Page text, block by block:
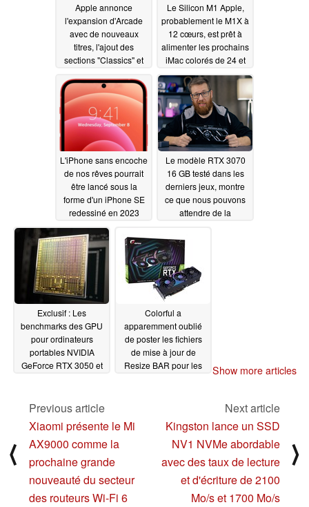
Apple annonce
l'expansion d'Arcade
avec de nouveaux
titres, l'ajout des
sections "Classics" et
Le Silicon M1 Apple,
probablement le M1X à
12 cœurs, est prêt à
alimenter les prochains
iMac colorés de 24 et
31,5 pouces04/02/2021
L'iPhone sans encoche
de nos rêves pourrait
être lancé sous la
forme d'un iPhone SE
redessiné en 2023
04/02/2021
Le modèle RTX 3070
16 GB testé dans les
derniers jeux, montre
ce que nous pouvons
attendre de la
Exclusif : Les
benchmarks des GPU
pour ordinateurs
portables NVIDIA
GeForce RTX 3050 et
performances de jeu
les cartes d'entrée de
gamme04/01/2021
Colorful a
apparemment oublié
de poster les fichiers
de mise à jour de
Resize BAR pour les
déploiement de la
fonctionnalité qui prête
04/01/2021
Show more articles
⟨
Previous article
Xiaomi présente le Mi
AX9000 comme la
prochaine grande
nouveauté du secteur
des routeurs Wi-Fi 6
Next article
Kingston lance un SSD
NV1 NVMe abordable
avec des taux de lecture
et d'écriture de 2100
Mo/s et 1700 Mo/s
⟩